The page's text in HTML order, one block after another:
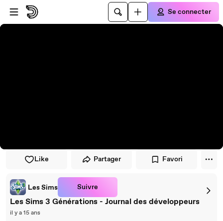
Passer au player
Passer au contenu principal
Se connecter
Like Partager Favori
Les Sims Suivre
Les Sims 3 Générations - Journal des développeurs
il y a 15 ans